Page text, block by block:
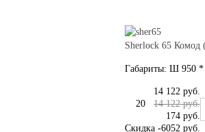
Sherlock 65
Габариты: Ш 950
14 122 руб.
14 122 руб.
20
174 руб.
Скидка -6052 руб.